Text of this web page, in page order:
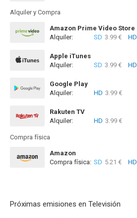
Alquiler y Compra
Amazon Prime Video Store
Alquiler:
SD 3.99 € HD
Apple iTunes
Alquiler:
SD 3.99 € HD
Google Play
Alquiler:
HD 3.99 €
Rakuten TV
Alquiler:
HD 3.99 €
Compra física
Amazon
Compra física: SD 5.21 € HD
Próximas emisiones en Televisión